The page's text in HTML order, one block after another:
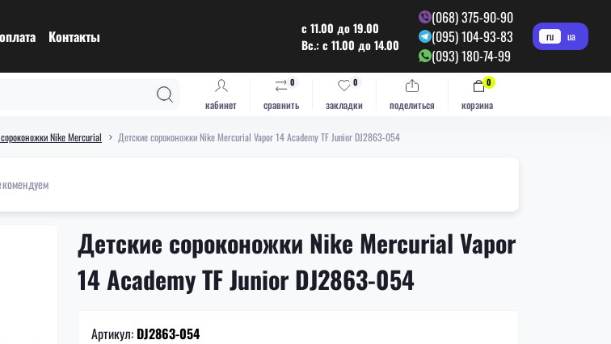
Контакты
с 11.00 до 19.00
Вс.: с 11.00 до 14.00
(068) 375-90-90
(095) 104-93-83
(093) 180-74-99
ru ua
кабинет сравнить
0
закладки
0
поделиться корзина
0
Nike Mercurial Детские сороконожки Nike Mercurial Vapor 14 Academy TF Junior DJ2863-054
Детские сороконожки Nike Mercurial Vapor
14 Academy TF Junior DJ2863-054
Артикул: DJ2863-054